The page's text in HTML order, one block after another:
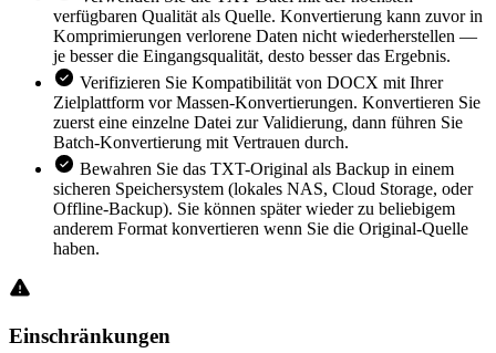
verfügbaren Qualität als Quelle. Konvertierung kann zuvor in
Komprimierungen verlorene Daten nicht wiederherstellen —
je besser die Eingangsqualität, desto besser das Ergebnis.
Verifizieren Sie Kompatibilität von DOCX mit Ihrer
Zielplattform vor Massen-Konvertierungen. Konvertieren Sie
zuerst eine einzelne Datei zur Validierung, dann führen Sie
Batch-Konvertierung mit Vertrauen durch.
Bewahren Sie das TXT-Original als Backup in einem
sicheren Speichersystem (lokales NAS, Cloud Storage, oder
Offline-Backup). Sie können später wieder zu beliebigem
anderem Format konvertieren wenn Sie die Original-Quelle
haben.
Einschränkungen